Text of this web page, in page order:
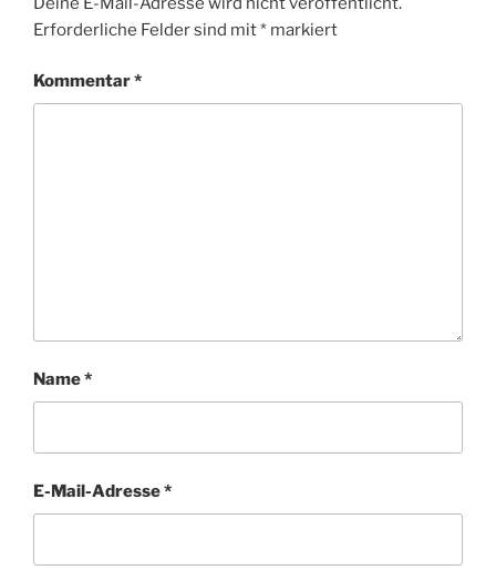
Erforderliche Felder sind mit* markiert
Kommentar*
Name*
E-Mail-Adresse*